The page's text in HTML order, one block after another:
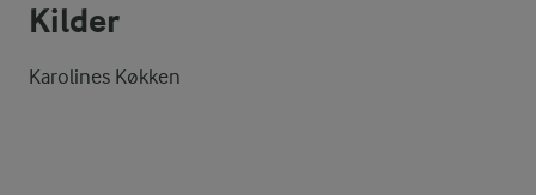
Kilder
Karolines Køkken